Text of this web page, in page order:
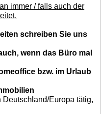
immer / falls auch der
schreiben Sie uns
wenn das Büro mal
bzw. im Urlaub
Europa tätig,